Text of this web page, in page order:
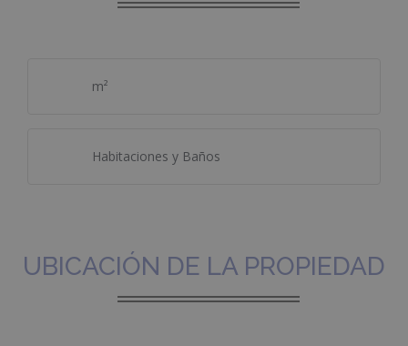
m²
Habitaciones y Baños
UBICACIÓN DE LA PROPIEDAD